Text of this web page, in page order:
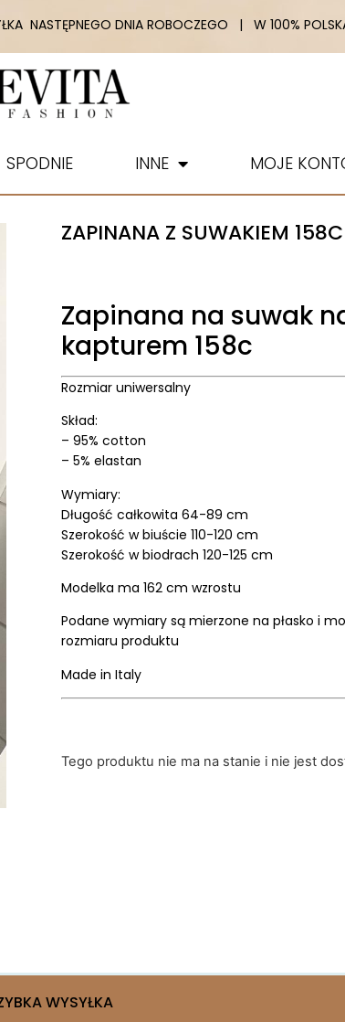
NASTĘPNEGO DNIA ROBOCZEGO | W 100%
SPODNIE INNE MOJE
ZAPINANA Z SUWAKIEM 158C
Zapinana na suwak
kapturem 158c
Rozmiar uniwersalny
Skład:
– 95% cotton
– 5% elastan
Wymiary:
Długość całkowita 64-89 cm
Szerokość w biuście 110-120 cm
Szerokość w biodrach 120-125 cm
Modelka ma 162 cm wzrostu
Podane wymiary są mierzone na płasko i
rozmiaru produktu
Made in Italy
Tego produktu nie ma na stanie i nie jest
WYSYŁKA